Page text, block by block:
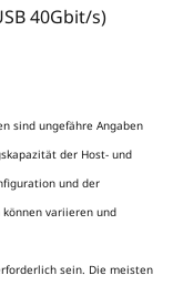
40Gbit/s)
sind ungefähre Angaben
der Host- und
und der
variieren und
sein. Die meisten